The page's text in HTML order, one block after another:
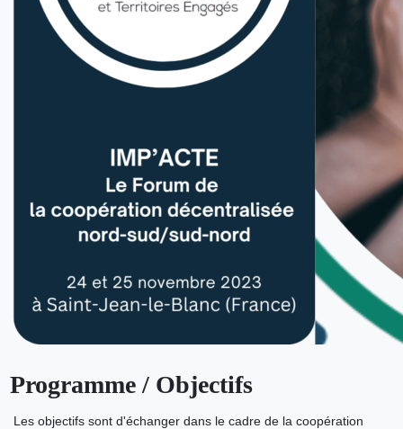
Programme / Objectifs
Les objectifs sont d'échanger dans le cadre de la coopération